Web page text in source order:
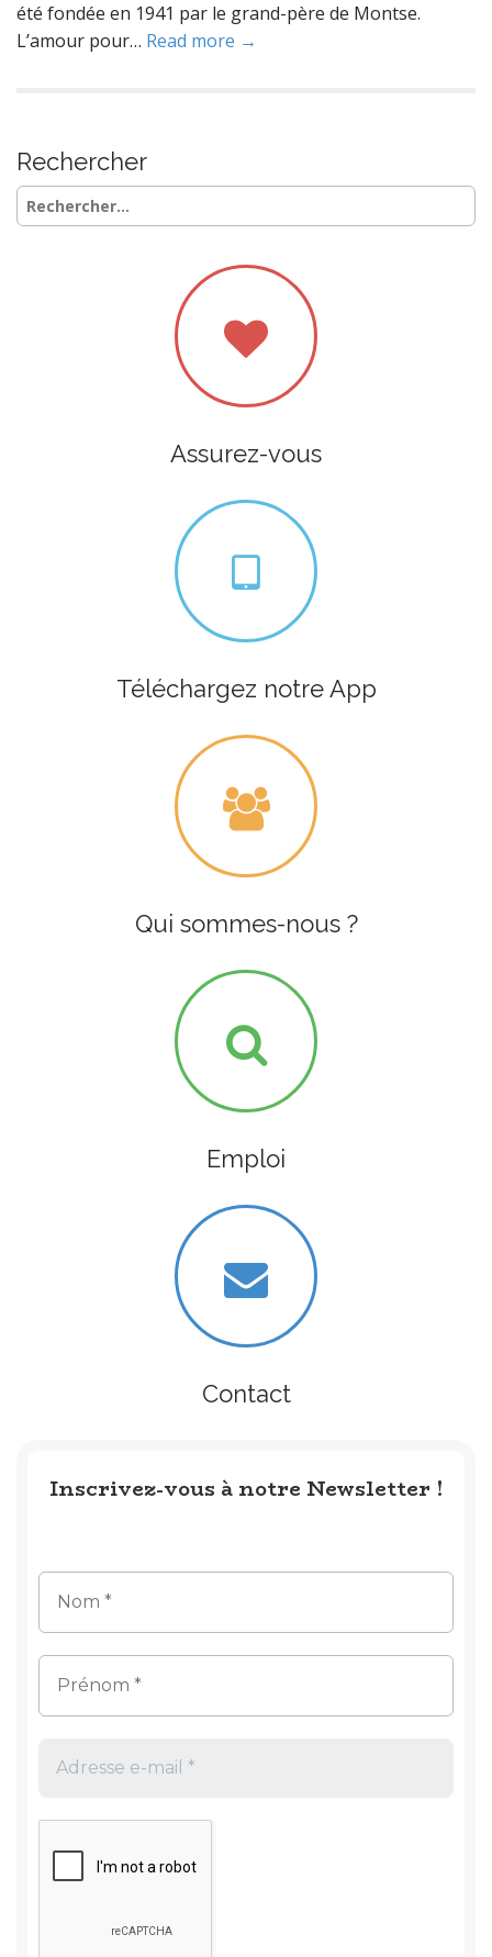
été fondée en 1941 par le grand-père de Montse.
L’amour pour… Read more →
Rechercher
Rechercher :
Assurez-vous
Téléchargez notre App
Qui sommes-nous ?
Emploi
Contact
Inscrivez-vous à notre Newsletter !